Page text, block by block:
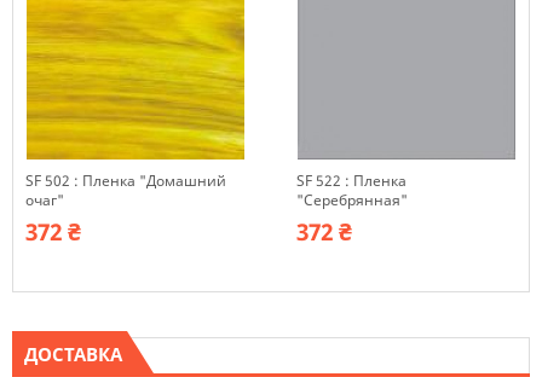
SF 502 : Пленка "Домашний
очаг"
372 ₴
SF 522 : Пленка
"Серебрянная"
372 ₴
ДОСТАВКА